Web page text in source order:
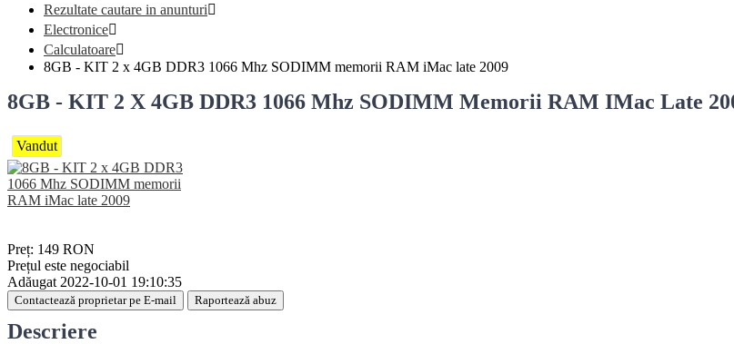
Rezultate cautare in anunturi
Electronice
Calculatoare
8GB - KIT 2 x 4GB DDR3 1066 Mhz SODIMM memorii RAM iMac late 2009
8GB - KIT 2 X 4GB DDR3 1066 Mhz SODIMM Memorii RAM IMac Late
Vandut
Preț: 149 RON
Prețul este negociabil
Adăugat 2022-10-01 19:10:35
Contactează proprietar pe E-mail Raportează abuz
Descriere